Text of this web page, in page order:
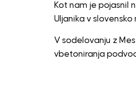
Kot nam je pojasnil
Uljanika v
V sodelovanju z
vbetoniranja